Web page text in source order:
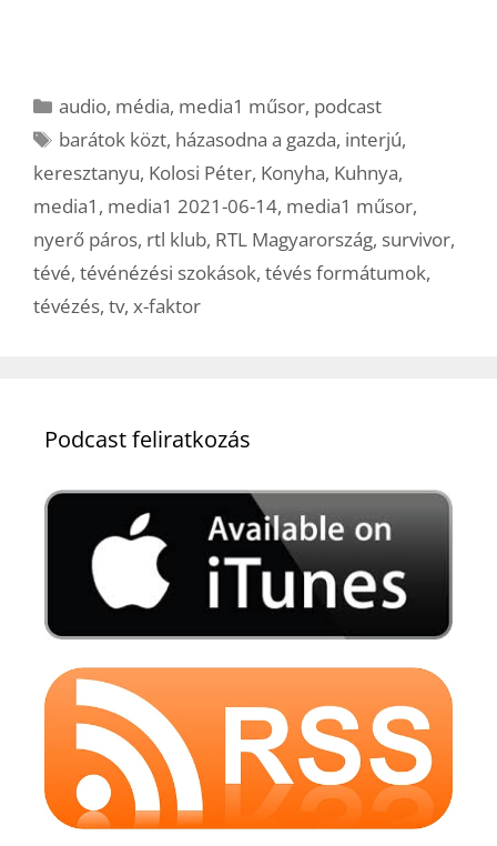
Kategória
audio, média, media1 műsor, podcast
Címkék
barátok közt, házasodna a gazda, interjú,
keresztanyu, Kolosi Péter, Konyha, Kuhnya,
media1 , media1 2021-06-14, media1 műsor,
nyerő páros, rtl klub, RTL Magyarország, survivor,
tévé, tévénézési szokások, tévés formátumok,
tévézés, tv, x-faktor
Podcast feliratkozás